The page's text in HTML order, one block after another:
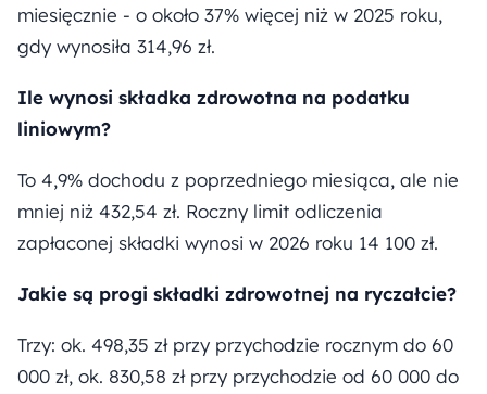
miesięcznie - o około 37% więcej niż w 2025 roku,
gdy wynosiła 314,96 zł.
Ile wynosi składka zdrowotna na podatku
liniowym?
To 4,9% dochodu z poprzedniego miesiąca, ale nie
mniej niż 432,54 zł. Roczny limit odliczenia
zapłaconej składki wynosi w 2026 roku 14 100 zł.
Jakie są progi składki zdrowotnej na ryczałcie?
Trzy: ok. 498,35 zł przy przychodzie rocznym do 60
000 zł, ok. 830,58 zł przy przychodzie od 60 000 do